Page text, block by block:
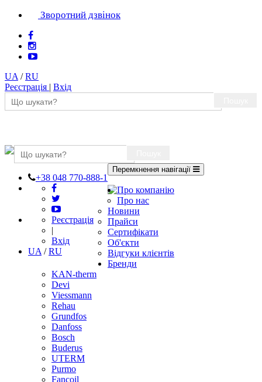
Зворотний дзвінок
UA /RU
Реєстрація | Вхід
+38 048 770-888-1
Реєстрація
|
Вхід
UA /RU
Перемкнення навігації
Про компанію
Про нас
Новини
Прайси
Сертифікати
Об'єкти
Відгуки клієнтів
Бренди
KAN-therm
Devi
Viessmann
Rehau
Grundfos
Danfoss
Bosch
Buderus
UTERM
Purmo
Fancoil